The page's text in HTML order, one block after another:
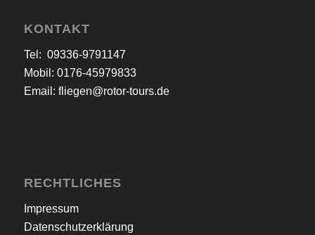
KONTAKT
Tel: 09336-9791147
Mobil: 0176-45979833
Email: fliegen@rotor-tours.de
RECHTLICHES
Impressum
Datenschutzerklärung